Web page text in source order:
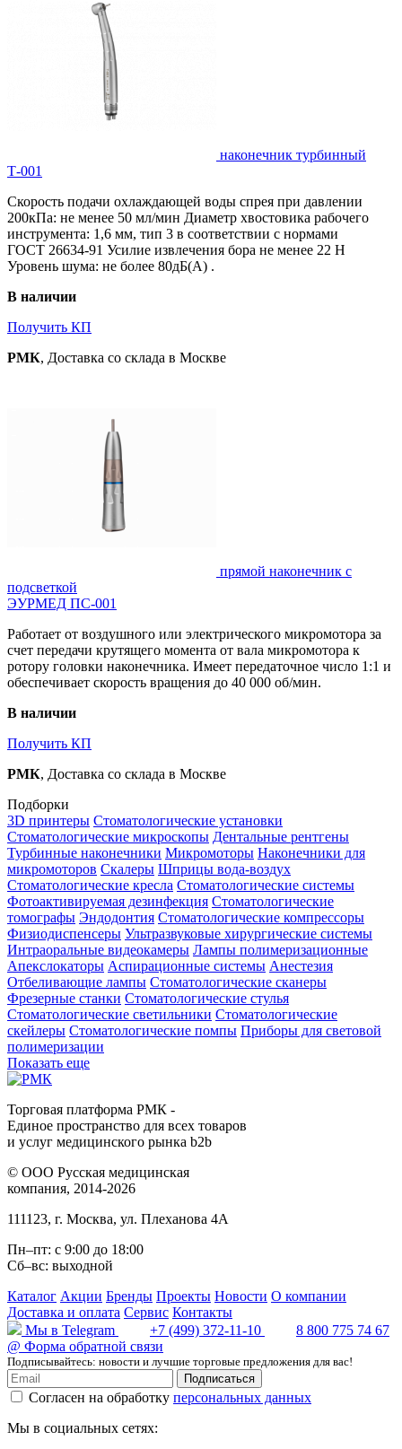
наконечник турбинный
Т-001
Скорость подачи охлаждающей воды спрея при давлении
200кПа: не менее 50 мл/мин Диаметр хвостовика рабочего
инструмента: 1,6 мм, тип 3 в соответствии с нормами
ГОСТ 26634-91 Усилие извлечения бора не менее 22 Н
Уровень шума: не более 80дБ(А) .
В наличии
Получить КП
РМК, Доставка со склада в Москве
прямой наконечник с
подсветкой
ЭУРМЕД ПС-001
Работает от воздушного или электрического микромотора за
счет передачи крутящего момента от вала микромотора к
ротору головки наконечника. Имеет передаточное число 1:1 и
обеспечивает скорость вращения до 40 000 об/мин.
В наличии
Получить КП
РМК, Доставка со склада в Москве
Подборки
3D принтеры Стоматологические установки
Стоматологические микроскопы Дентальные рентгены
Турбинные наконечники Микромоторы Наконечники для
микромоторов Скалеры Шприцы вода-воздух
Стоматологические кресла Стоматологические системы
Фотоактивируемая дезинфекция Стоматологические
томографы Эндодонтия Стоматологические компрессоры
Физиодиспенсеры Ультразвуковые хирургические системы
Интраоральные видеокамеры Лампы полимеризационные
Апекслокаторы Аспирационные системы Анестезия
Отбеливающие лампы Стоматологические сканеры
Фрезерные станки Стоматологические стулья
Стоматологические светильники Стоматологические
скейлеры Стоматологические помпы Приборы для световой
полимеризации
Показать еще
Торговая платформа РМК -
Единое пространство для всех товаров
и услуг медицинского рынка b2b
© ООО Русская медицинская
компания, 2014-2026
111123, г. Москва, ул. Плеханова 4А
Пн–пт: с 9:00 до 18:00
Сб–вс: выходной
Каталог Акции Бренды Проекты Новости О компании
Доставка и оплата Сервис Контакты
Мы в Telegram
+7 (499) 372-11-10
8 800 775 74 67
@ Форма обратной связи
Подписывайтесь: новости и лучшие торговые предложения для вас!
Подписаться
Согласен на обработку персональных данных
Мы в социальных сетях: